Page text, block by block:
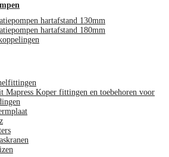
hartafstand 130mm
hartafstand 180mm
Mapress Koper fittingen en toebehoren voor